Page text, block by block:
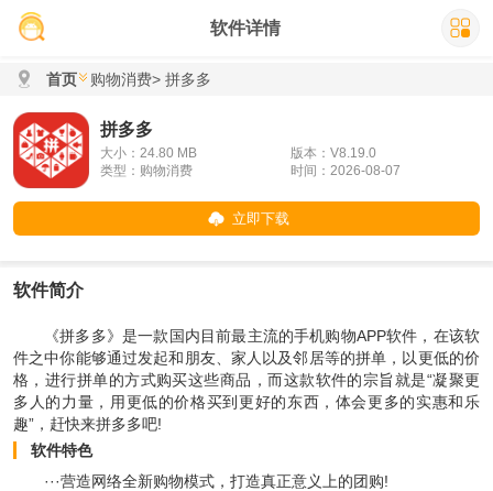
软件详情
首页 购物消费> 拼多多
拼多多
大小：24.80 MB
版本：V8.19.0
类型：购物消费
时间：2026-08-07
立即下载
软件简介
《拼多多》是一款国内目前最主流的手机购物APP软件，在该软
件之中你能够通过发起和朋友、家人以及邻居等的拼单，以更低的价
格，进行拼单的方式购买这些商品，而这款软件的宗旨就是“凝聚更
多人的力量，用更低的价格买到更好的东西，体会更多的实惠和乐
趣”，赶快来拼多多吧!
软件特色
···营造网络全新购物模式，打造真正意义上的团购!